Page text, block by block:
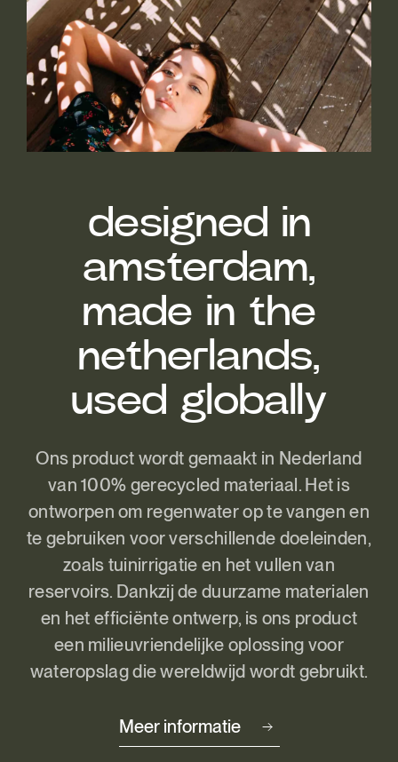
designed in
amsterdam,
made in the
netherlands,
used globally
Ons product wordt gemaakt in Nederland
van 100% gerecycled materiaal. Het is
ontworpen om regenwater op te vangen en
te gebruiken voor verschillende doeleinden,
zoals tuinirrigatie en het vullen van
reservoirs. Dankzij de duurzame materialen
en het efficiënte ontwerp, is ons product
een milieuvriendelijke oplossing voor
wateropslag die wereldwijd wordt gebruikt.
Meer informatie